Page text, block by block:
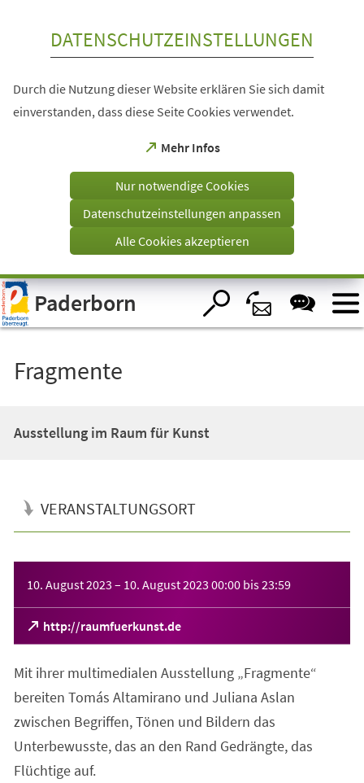
Visuelle
Assistenzsoftware
öffnen.
DATENSCHUTZEINSTELLUNGEN
Durch die Nutzung dieser Website erklären Sie sich damit
einverstanden, dass diese Seite Cookies verwendet.
Mehr Infos
(Öffnet
einem
Tab)
Nur notwendige Cookies
Datenschutzeinstellungen anpassen
Alle Cookies akzeptieren
Paderborn
Fragmente
Ausstellung im Raum für Kunst
VERANSTALTUNGSORT
10. August 2023 – 10. August 2023 00:00 bis23:59
http://raumfuerkunst.de
(Öffnet
in
neuen
Tab)
Mit ihrer multimedialen Ausstellung „Fragmente“
bereiten Tomás Altamirano und Juliana Aslan
zwischen Begriffen, Tönen und Bildern das
Unterbewusste, das an den Rand Gedrängte, das
Flüchtige auf.